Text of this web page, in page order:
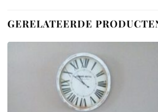
GERELATEERDE